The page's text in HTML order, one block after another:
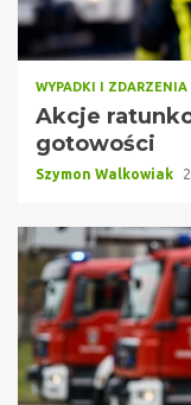
WYPADKI I ZDARZENIA
Akcje
gotowości
Szymon Walkowiak